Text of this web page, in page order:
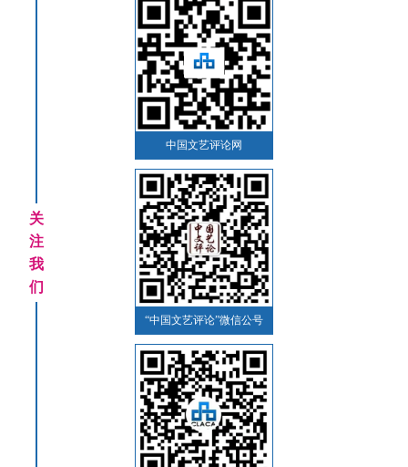
关
注
我
们
中国文艺评论网
“中国文艺评论”微信公号